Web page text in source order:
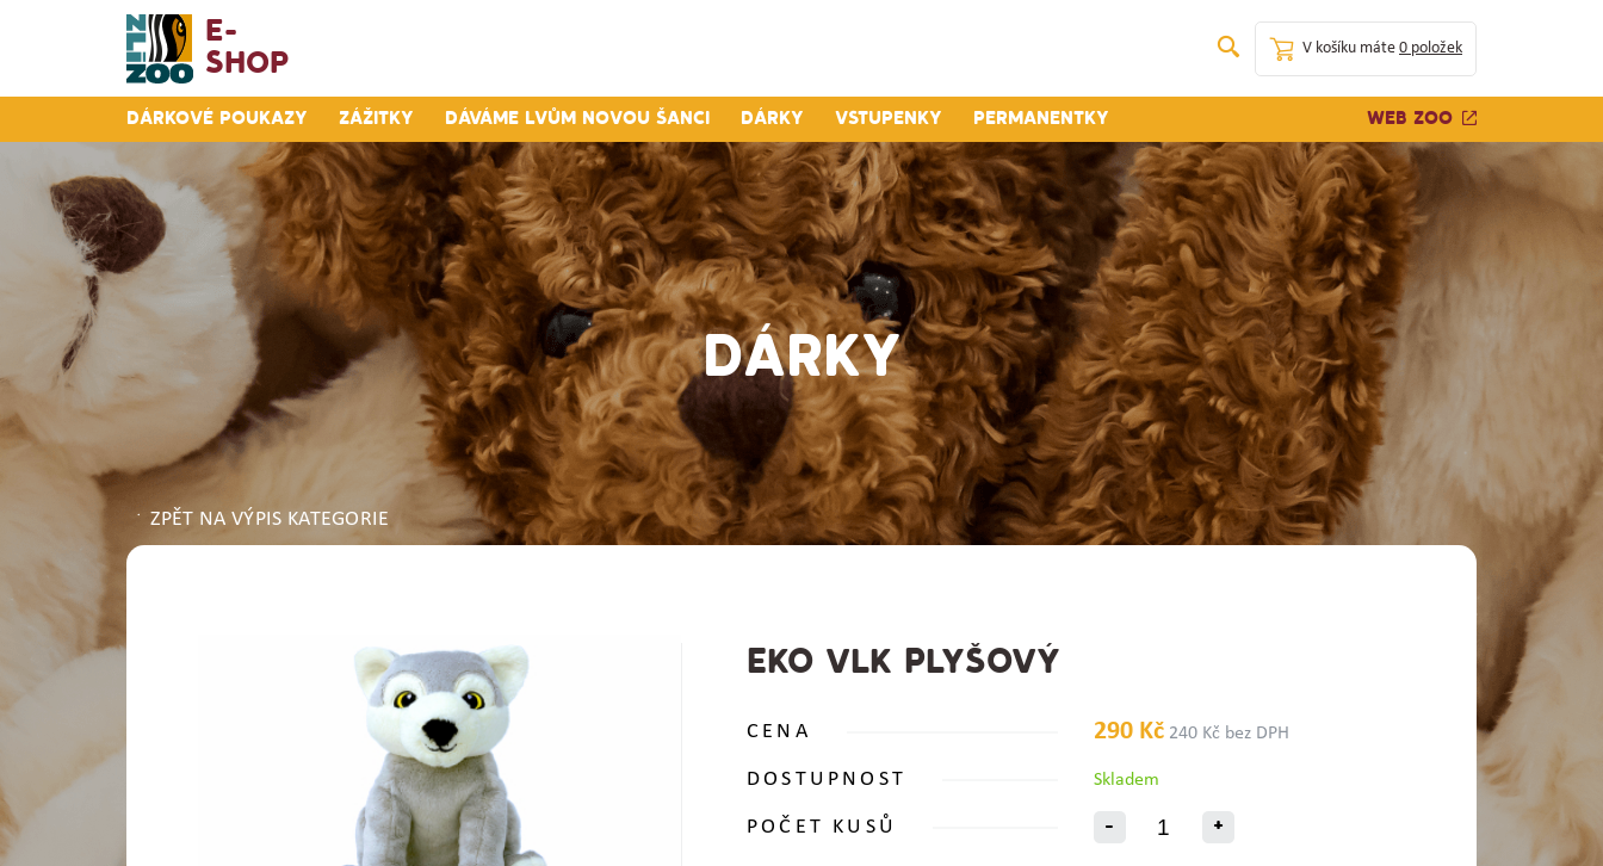
E-
Shop
V košíku máte 0 položek
Dárkové poukazy Zážitky Dáváme lvům novou šanci Dárky Vstupenky Permanentky Web zoo
DÁRKY
ZPĚT NA VÝPIS KATEGORIE
EKO VLK PLYŠOVÝ
CENA 290 Kč 240 Kč bez DPH
DOSTUPNOST Skladem
POČET KUSŮ - +